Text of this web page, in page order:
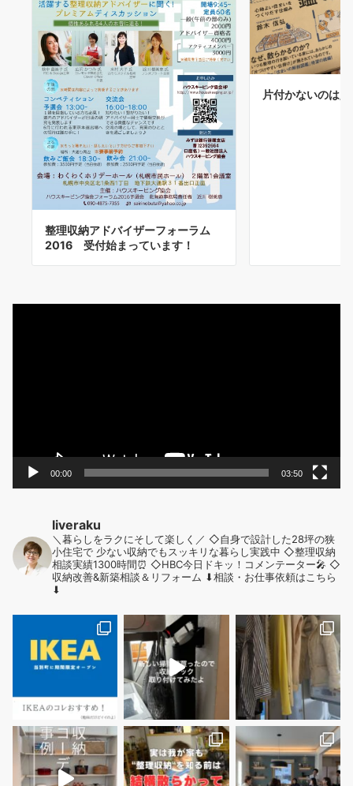
整理収納アドバイザーフォーラム
2016 受付始まっています！
片付かないのは
00:00 03:50
liveraku
＼暮らしをラクにそして楽しく／ ◇自身で設計した28坪の狭
小住宅で 少ない収納でもスッキリな暮らし実践中 ◇整理収納
相談実績1300時間⏰ ◇HBC今日ドキッ！コメンテーター🎤 ◇
収納改善&新築相談＆リフォーム ⬇︎相談・お仕事依頼はこちら
⬇︎